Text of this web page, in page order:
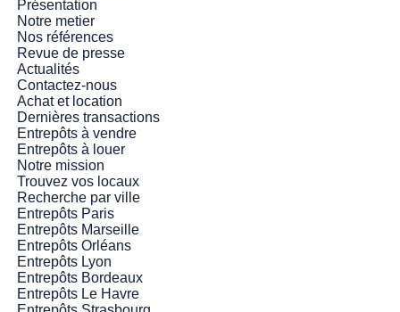
Présentation
Notre metier
Nos références
Revue de presse
Actualités
Contactez-nous
Achat et location
Dernières transactions
Entrepôts à vendre
Entrepôts à louer
Notre mission
Trouvez vos locaux
Recherche par ville
Entrepôts Paris
Entrepôts Marseille
Entrepôts Orléans
Entrepôts Lyon
Entrepôts Bordeaux
Entrepôts Le Havre